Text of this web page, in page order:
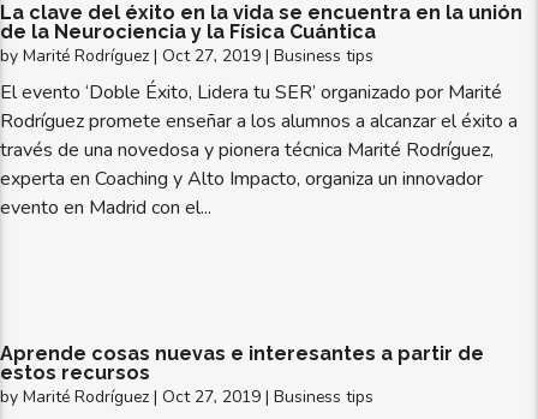
La clave del éxito en la vida se encuentra en la unión
de la Neurociencia y la Física Cuántica
by Marité Rodríguez | Oct 27, 2019 | Business tips
El evento ‘Doble Éxito, Lidera tu SER’ organizado por Marité
Rodríguez promete enseñar a los alumnos a alcanzar el éxito a
través de una novedosa y pionera técnica Marité Rodríguez,
experta en Coaching y Alto Impacto, organiza un innovador
evento en Madrid con el...
Aprende cosas nuevas e interesantes a partir de
estos recursos
by Marité Rodríguez | Oct 27, 2019 | Business tips